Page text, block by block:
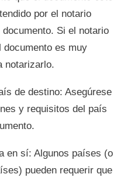
por el notario
Si el notario
documento es muy
notarizarlo.
de destino: Asegúrese
y requisitos del país
en sí: Algunos países (o
pueden requerir que